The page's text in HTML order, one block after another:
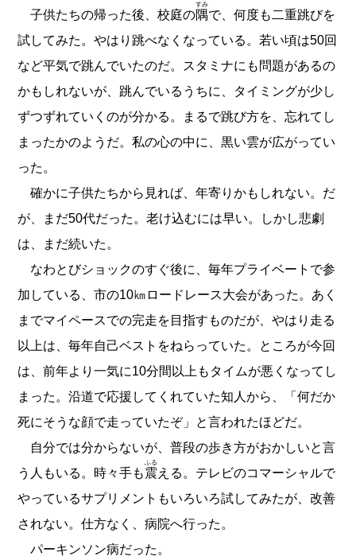
子供たちの帰った後、校庭の隅
すみ
で、何度も二重跳びを
試してみた。やはり跳べなくなっている。若い頃は50回
など平気で跳んでいたのだ。スタミナにも問題があるの
かもしれないが、跳んでいるうちに、タイミングが少し
ずつずれていくのが分かる。まるで跳び方を、忘れてし
まったかのようだ。私の心の中に、黒い雲が広がってい
った。
確かに子供たちから見れば、年寄りかもしれない。だ
が、まだ50代だった。老け込むには早い。しかし悲劇
は、まだ続いた。
なわとびショックのすぐ後に、毎年プライベートで参
加している、市の10㎞ロードレース大会があった。あく
までマイペースでの完走を目指すものだが、やはり走る
以上は、毎年自己ベストをねらっていた。ところが今回
は、前年より一気に10分間以上もタイムが悪くなってし
まった。沿道で応援してくれていた知人から、「何だか
死にそうな顔で走っていたぞ」と言われたほどだ。
自分では分からないが、普段の歩き方がおかしいと言
う人もいる。時々手も震
ふる
える。テレビのコマーシャルで
やっているサプリメントもいろいろ試してみたが、改善
されない。仕方なく、病院へ行った。
パーキンソン病だった。